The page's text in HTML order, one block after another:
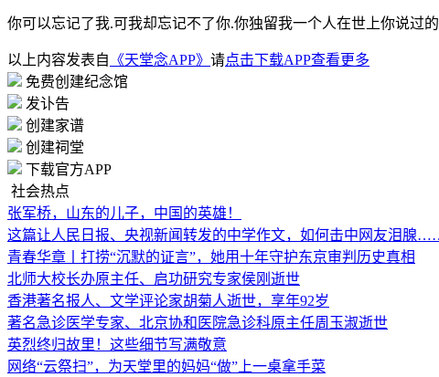
你可以忘记了我.可我却忘记不了你.你独留我一个人在世上你说过
以上内容发表自 《天堂念APP》 请点击下载APP查看更多
免费创建纪念馆
发讣告
创建家谱
创建祠堂
下载官方APP
社会热点
张军桥，山东的儿子，中国的英雄！
这篇让人民日报、央视新闻转发的中学作文，如何击中网友泪腺
青春华章丨打捞“沉默的证言”，她用十年守护东京审判历史真相
北师大校长办原主任、启功研究专家侯刚逝世
香港著名报人、文学评论家胡菊人逝世，享年92岁
著名急诊医学专家、北京协和医院急诊科原主任周玉淑逝世
英烈终归故里！这些细节写满敬意
网络“云祭扫”，为天堂里的妈妈“做”上一桌拿手菜